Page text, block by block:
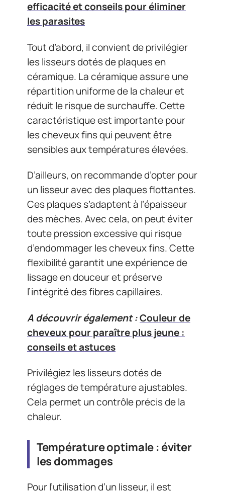
efficacité et conseils pour éliminer
les parasites
Tout d’abord, il convient de privilégier
les lisseurs dotés de plaques en
céramique. La céramique assure une
répartition uniforme de la chaleur et
réduit le risque de surchauffe. Cette
caractéristique est importante pour
les cheveux fins qui peuvent être
sensibles aux températures élevées.
D’ailleurs, on recommande d’opter pour
un lisseur avec des plaques flottantes.
Ces plaques s’adaptent à l’épaisseur
des mèches. Avec cela, on peut éviter
toute pression excessive qui risque
d’endommager les cheveux fins. Cette
flexibilité garantit une expérience de
lissage en douceur et préserve
l’intégrité des fibres capillaires.
A découvrir également :Couleur de
cheveux pour paraître plus jeune :
conseils et astuces
Privilégiez les lisseurs dotés de
réglages de température ajustables.
Cela permet un contrôle précis de la
chaleur.
Température optimale : éviter
les dommages
Pour l’utilisation d’un lisseur, il est